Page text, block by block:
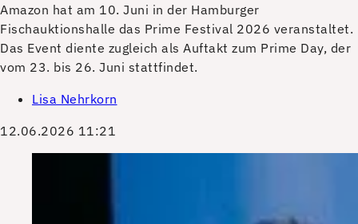
Amazon hat am 10. Juni in der Hamburger
Fischauktionshalle das Prime Festival 2026 veranstaltet.
Das Event diente zugleich als Auftakt zum Prime Day, der
vom 23. bis 26. Juni stattfindet.
Lisa Nehrkorn
12.06.2026 11:21